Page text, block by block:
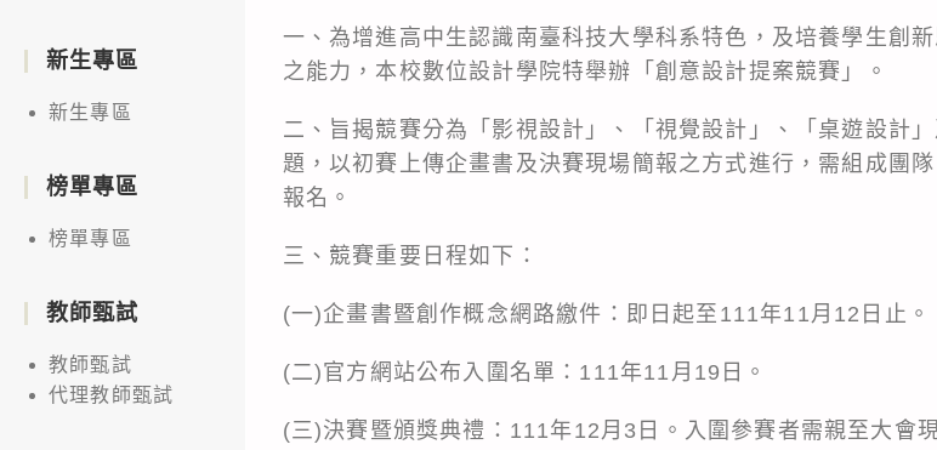
一、為增進高中生認識南臺科技大學科系特色，及培養學生創
之能力，本校數位設計學院特舉辦「創意設計提案競賽」。
二、旨揭競賽分為「影視設計」、「視覺設計」、「桌遊設計
題，以初賽上傳企畫書及決賽現場簡報之方式進行，需組成團
報名。
三、競賽重要日程如下：
(一)企畫書暨創作概念網路繳件：即日起至111年11月12日止。
(二)官方網站公布入圍名單：111年11月19日。
(三)決賽暨頒獎典禮：111年12月3日。入圍參賽者需親至大會
新生專區
新生專區
榜單專區
榜單專區
教師甄試
教師甄試
代理教師甄試